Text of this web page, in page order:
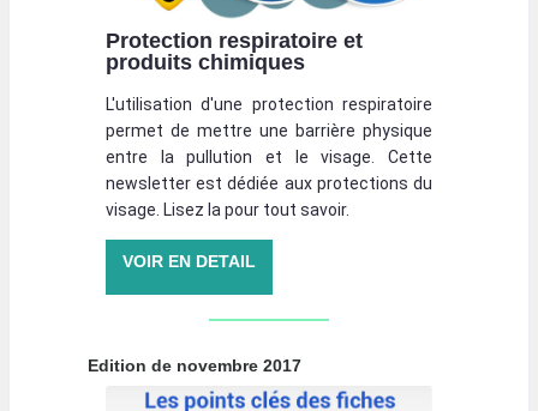
Protection respiratoire et
produits chimiques
L'utilisation d'une protection respiratoire
permet de mettre une barrière physique
entre la pullution et le visage. Cette
newsletter est dédiée aux protections du
visage. Lisez la pour tout savoir.
VOIR EN DETAIL
Edition de novembre 2017